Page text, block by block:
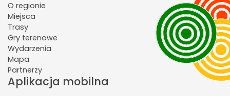
O regionie
Miejsca
Trasy
Gry terenowe
Wydarzenia
Mapa
Partnerzy
Aplikacja mobilna